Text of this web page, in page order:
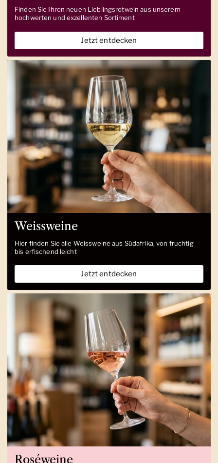
Finden Sie Ihren neuen Lieblingsrotwein aus unserem
hochwerten und exzellenten Sortiment
Jetzt entdecken
Weissweine
Hier finden Sie alle Weissweine aus Südafrika, von fruchtig
bis erfischend leicht
Jetzt entdecken
Roséweine